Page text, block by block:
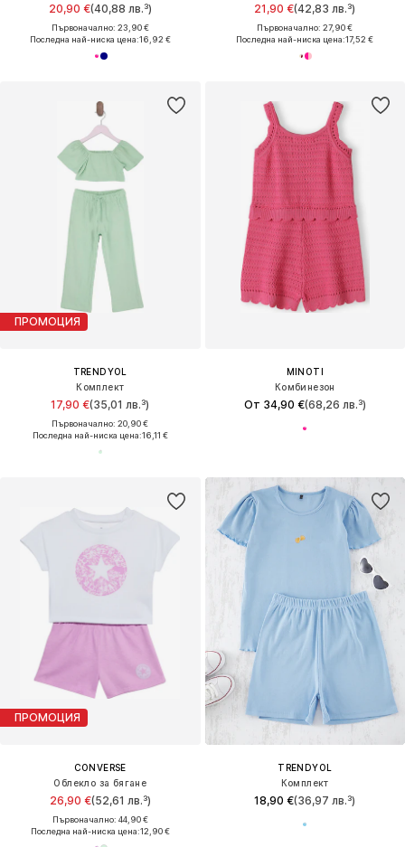
20,90 €(40,88 лв.³)
Първоначално: 23,90 €
Последна най-ниска цена:16,92 €
21,90 €(42,83 лв.³)
Първоначално: 27,90 €
Последна най-ниска цена:17,52 €
ПРОМОЦИЯ
TRENDYOL
Комплект
17,90 €(35,01 лв.³)
Първоначално: 20,90 €
Последна най-ниска цена:16,11 €
MINOTI
Комбинезон
От 34,90 €(68,26 лв.³)
ПРОМОЦИЯ
CONVERSE
Облекло за бягане
26,90 €(52,61 лв.³)
Първоначално: 44,90 €
Последна най-ниска цена:12,90 €
TRENDYOL
Комплект
18,90 €(36,97 лв.³)